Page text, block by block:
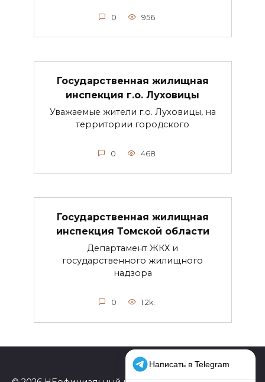
0 956
Государственная жилищная
инспекция г.о. Луховицы
Уважаемые жители г.о. Луховицы, на
территории городского
0 468
Государственная жилищная
инспекция Томской области
Департамент ЖКХ и
государственного жилищного
надзора
0 1.2k.